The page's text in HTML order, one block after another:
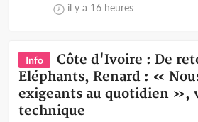
il y a 16 heures
Info
Côte d'Ivoire : De
Eléphants, Renard : «
exigeants au quotidien »,
technique